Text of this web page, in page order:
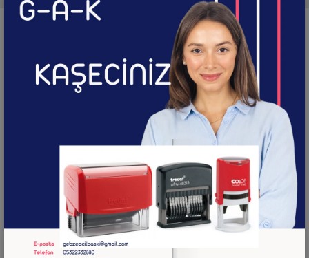
Diğer
Kategoriler
Gebze Basın yayın Reklam Ajansı olarak, Kurum,
kuruluş, Firma, Dernek ve Şahıslara özel grafik
tasarım hizmeti vermekteyiz. Grafik Tasarım
fiyatlarımız yapılacak çalışmaya göre değişiklik
göstermektedir. Sürekli Anlaşmalı olduğumuz
firmalara fiyat konusunda ciddi esneklik
sağlamaktayız.